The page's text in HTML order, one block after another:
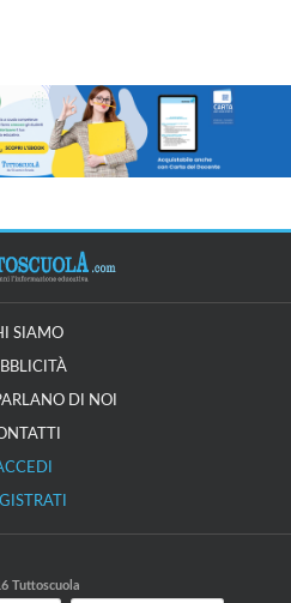
SIAMO
DI NOI
Tuttoscuola